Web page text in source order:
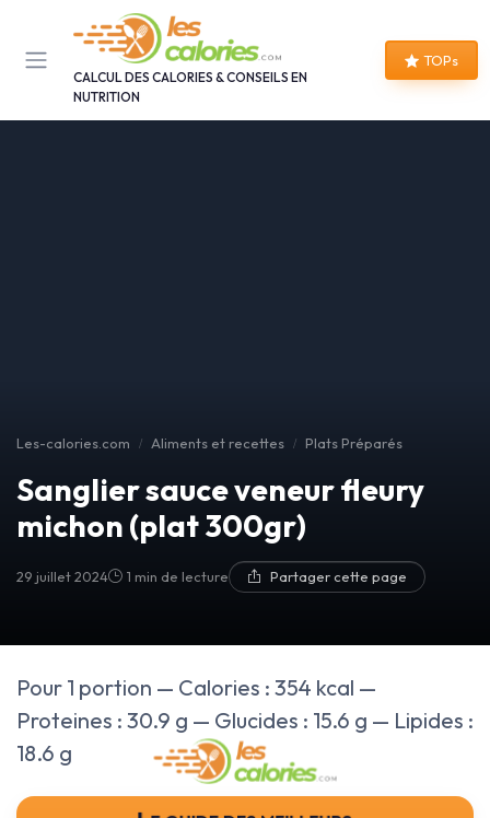
CALCUL DES CALORIES & CONSEILS EN
NUTRITION
TOPs
Les-calories.com Aliments et recettes Plats Préparés
Sanglier sauce veneur fleury
michon (plat 300gr)
29 juillet 2024 1 min de lecture Partager cette page
Pour 1 portion — Calories : 354 kcal —
Proteines : 30.9 g — Glucides : 15.6 g — Lipides :
18.6 g
Panneau de gestion des cookies